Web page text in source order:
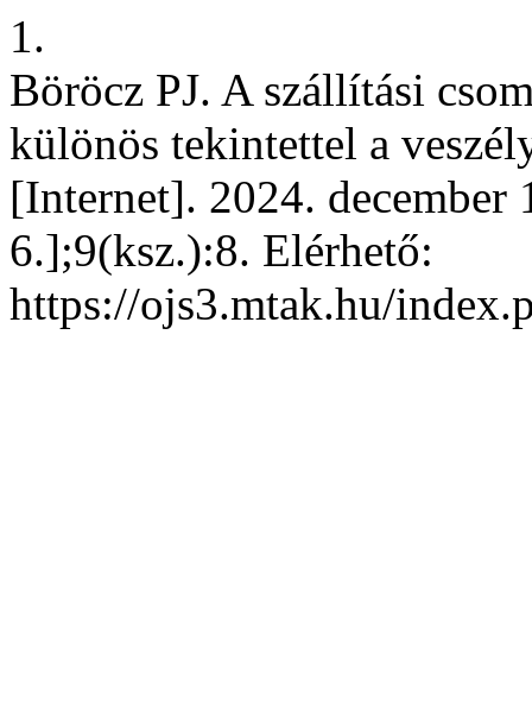
1.
Böröcz PJ. A szállítási
különös tekintettel a
[Internet]. 2024. december
6.];9(ksz.):8. Elérhető:
https://ojs3.mtak.hu/